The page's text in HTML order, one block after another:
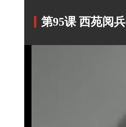
第95课 西苑阅兵